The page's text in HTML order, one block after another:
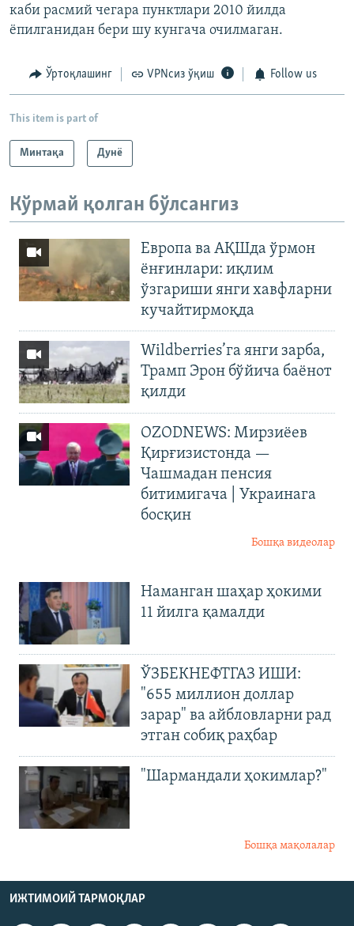
каби расмий чегара пунктлари 2010 йилда
ёпилганидан бери шу кунгача очилмаган.
Ўртоқлашинг VPNсиз ўқиш Follow us
This item is part of
Минтақа Дунë
Кўрмай қолган бўлсангиз
Европа ва АҚШда ўрмон
ёнғинлари: иқлим
ўзгариши янги хавфларни
кучайтирмоқда
Wildberries’га янги зарба,
Трамп Эрон бўйича баёнот
қилди
OZODNEWS: Мирзиёев
Қирғизистонда —
Чашмадан пенсия
битимигача | Украинага
босқин
Бошқа видеолар
Наманган шаҳар ҳокими
11 йилга қамалди
ЎЗБЕКНЕФТГАЗ ИШИ:
"655 миллион доллар
зарар" ва айбловларни рад
этган собиқ раҳбар
"Шармандали ҳокимлар?"
Бошқа мақолалар
ИЖТИМОИЙ ТАРМОҚЛАР